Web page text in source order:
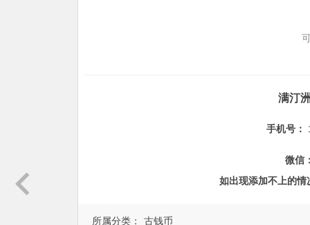
所属分类： 古钱币
满汀
手机号：
微信
如出现添加不上的